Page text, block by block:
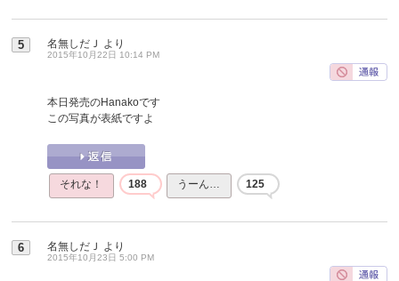
5 名無しだＪ より
2015年10月22日 10:14 PM
本日発売のHanakoです
この写真が表紙ですよ
それな！ 188 うーん… 125
6 名無しだＪ より
2015年10月23日 5:00 PM